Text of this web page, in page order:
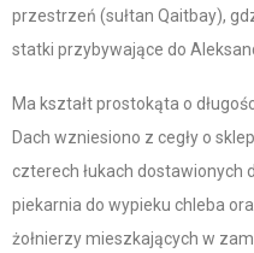
przestrzeń (sułtan Qaitbay),
statki przybywające do
Ma kształt prostokąta o
Dach wzniesiono z cegły o
czterech łukach dostawionych
piekarnia do wypieku chleba
żołnierzy mieszkających w